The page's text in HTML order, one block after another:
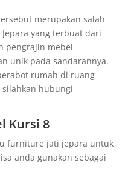
merupakan salah
yang terbuat dari
pengrajin mebel
unik pada sandarannya.
rumah di ruang
silahkan hubungi
Kursi 8
furniture jati jepara untuk
anda gunakan sebagai